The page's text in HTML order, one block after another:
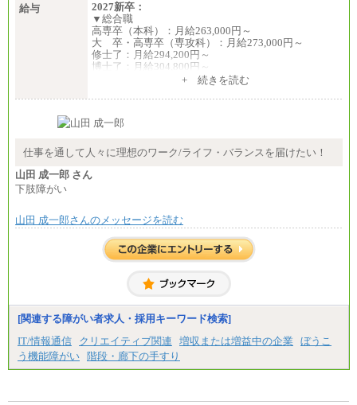
給与
2027新卒：
▼総合職
高専卒（本科）：月給263,000円～
大 卒・高専卒（専攻科）：月給273,000円～
修士了：月給294,200円～
博士了：月給304,800円～
で、それらを入社後の実業務において発揮できると
することがあります
▼アソシエイト職
※試用期間中も給与に変更はございません
基本月給／20万5000円以上(正社員・準社員）
いたします
※自己成長支援金(10,000円）を含む
※別途、Workstyle支援金(月額4,000円）
+ 続きを読む
仕事を通して人々に理想のワーク/ライフ・バランスを届けたい！
山田 成一郎 さん
下肢障がい
山田 成一郎さんのメッセージを読む
[関連する障がい者求人・採用キーワード検索]
IT/情報通信
クリエイティブ関連 増収または増益中の企業
ぼうこ
う機能障がい 階段・廊下の手すり